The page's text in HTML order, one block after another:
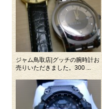
ジャム鳥取店|グッチの腕時計お
売りいただきました。300 ...